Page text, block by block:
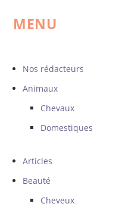
MENU
Nos rédacteurs
Animaux
Chevaux
Domestiques
Articles
Beauté
Cheveux